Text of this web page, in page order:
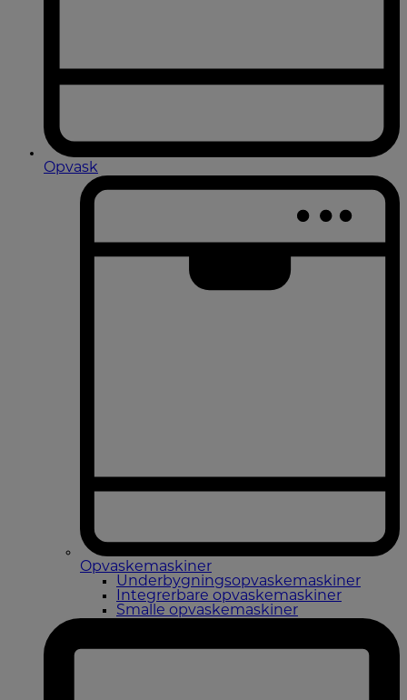
Opvask
Opvaskemaskiner
Underbygningsopvaskemaskiner
Integrerbare opvaskemaskiner
Smalle opvaskemaskiner